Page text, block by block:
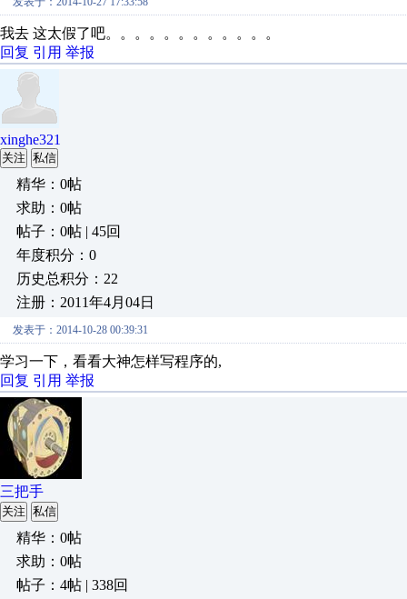
我去 这太假了吧。。。。。。。。。。。。
回复 引用 举报
xinghe321
关注 私信
精华：0帖
求助：0帖
帖子：0帖 | 45回
年度积分：0
历史总积分：22
注册：2011年4月04日
发表于：2014-10-28 00:39:31
学习一下，看看大神怎样写程序的,
回复 引用 举报
三把手
关注 私信
精华：0帖
求助：0帖
帖子：4帖 | 338回